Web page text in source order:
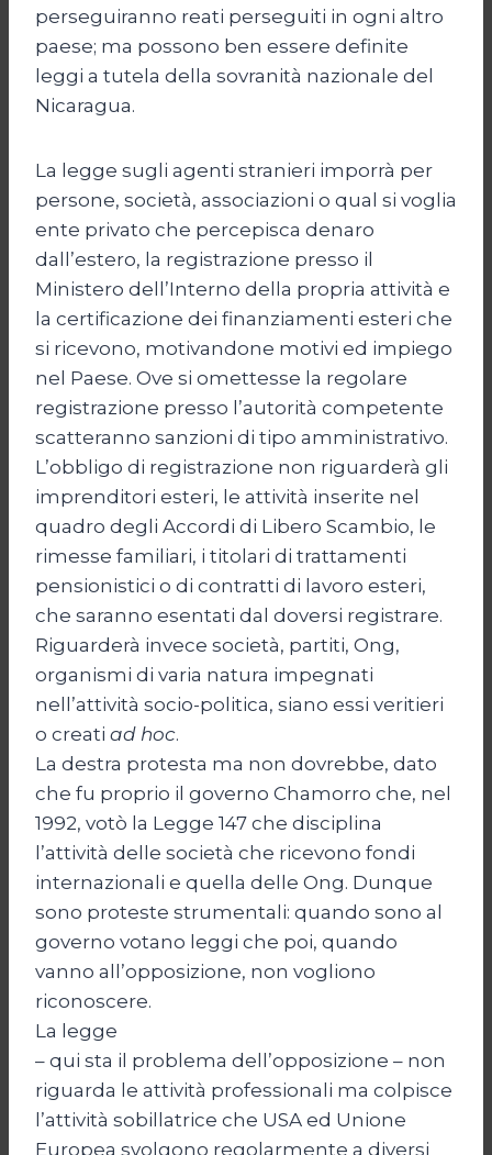
perseguiranno reati perseguiti in ogni altro
paese; ma possono ben essere definite
leggi a tutela della sovranità nazionale del
Nicaragua.
La legge sugli agenti stranieri imporrà per
persone, società, associazioni o qual si voglia
ente privato che percepisca denaro
dall’estero, la registrazione presso il
Ministero dell’Interno della propria attività e
la certificazione dei finanziamenti esteri che
si ricevono, motivandone motivi ed impiego
nel Paese. Ove si omettesse la regolare
registrazione presso l’autorità competente
scatteranno sanzioni di tipo amministrativo.
L’obbligo di registrazione non riguarderà gli
imprenditori esteri, le attività inserite nel
quadro degli Accordi di Libero Scambio, le
rimesse familiari, i titolari di trattamenti
pensionistici o di contratti di lavoro esteri,
che saranno esentati dal doversi registrare.
Riguarderà invece società, partiti, Ong,
organismi di varia natura impegnati
nell’attività socio-politica, siano essi veritieri
o creati ad hoc.
La destra protesta ma non dovrebbe, dato
che fu proprio il governo Chamorro che, nel
1992, votò la Legge 147 che disciplina
l’attività delle società che ricevono fondi
internazionali e quella delle Ong. Dunque
sono proteste strumentali: quando sono al
governo votano leggi che poi, quando
vanno all’opposizione, non vogliono
riconoscere.
La legge
– qui sta il problema dell’opposizione – non
riguarda le attività professionali ma colpisce
l’attività sobillatrice che USA ed Unione
Europea svolgono regolarmente a diversi